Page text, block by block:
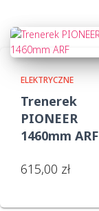
ELEKTRYCZNE
Trenerek
PIONEER
1460mm ARF
615,00 zł